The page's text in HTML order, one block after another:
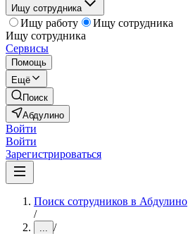
Ищу сотрудника
Ищу работу
Ищу сотрудника
Ищу сотрудника
Сервисы
Помощь
Ещё
Поиск
Абдулино
Войти
Войти
Зарегистрироваться
Поиск сотрудников в Абдулино
/
... /